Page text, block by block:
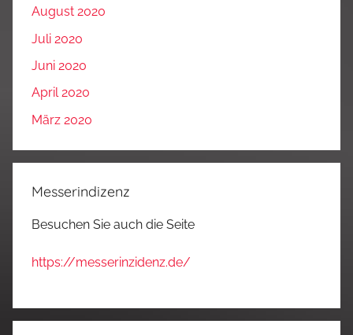
August 2020
Juli 2020
Juni 2020
April 2020
März 2020
Messerindizenz
Besuchen Sie auch die Seite
https://messerinzidenz.de/